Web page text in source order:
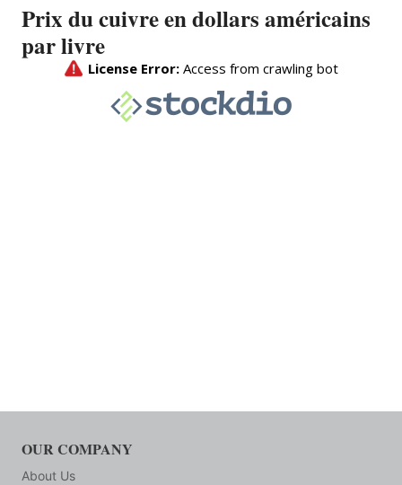
Prix du cuivre en dollars américains
par livre
OUR COMPANY
About Us